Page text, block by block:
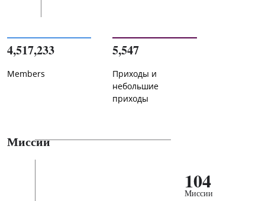
4,517,233
Members
5,547
Приходы и
небольшие
приходы
Миссии
104
Миссии